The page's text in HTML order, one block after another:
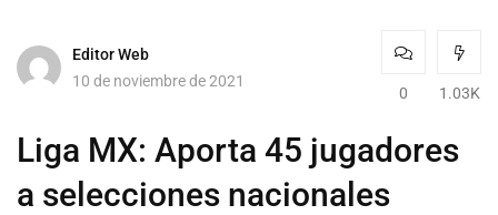
Editor Web
10 de noviembre de 2021
0 1.03K
Liga MX: Aporta 45 jugadores
a selecciones nacionales